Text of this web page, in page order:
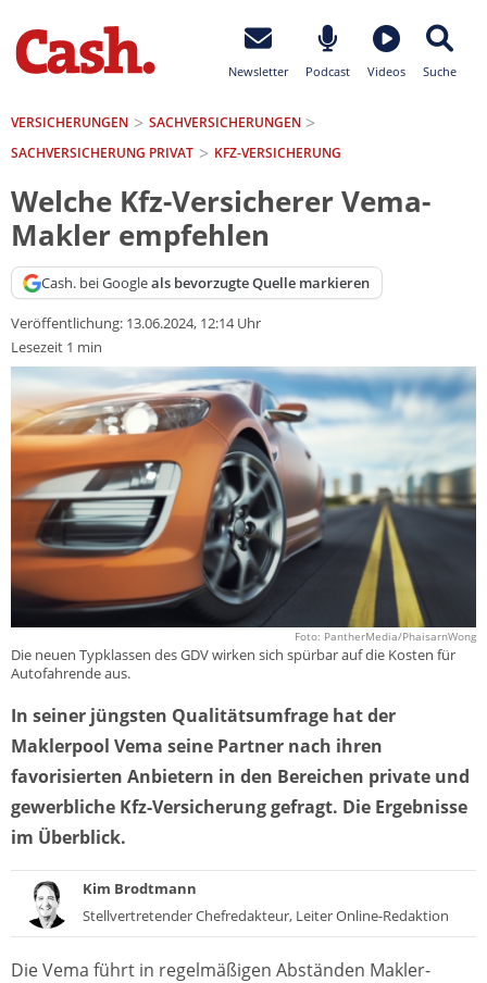
Newsletter Podcast Videos Suche
VERSICHERUNGEN
SACH­VERSICHERUNGEN
SACHVERSICHERUNG PRIVAT
KFZ-VERSICHERUNG
Welche Kfz-Versicherer Vema-
Makler empfehlen
Cash. bei Googleals bevorzugte Quelle markieren
Veröffentlichung: 13.06.2024, 12:14 Uhr
Lesezeit 1 min
Foto: PantherMedia/PhaisarnWong
Die neuen Typklassen des GDV wirken sich spürbar auf die Kosten für
Autofahrende aus.
In seiner jüngsten Qualitätsumfrage hat der
Maklerpool Vema seine Partner nach ihren
favorisierten Anbietern in den Bereichen private und
gewerbliche Kfz-Versicherung gefragt. Die Ergebnisse
im Überblick.
Kim Brodtmann
Stellvertretender Chefredakteur, Leiter Online-Redaktion
Die Vema führt in regelmäßigen Abständen Makler-